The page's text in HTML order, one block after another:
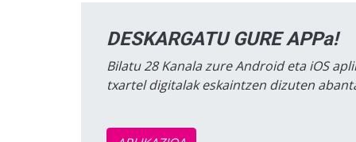
DESKARGATU GURE APPa!
Bilatu 28 Kanala zure Android eta iOS
txartel digitalak eskaintzen dizuten